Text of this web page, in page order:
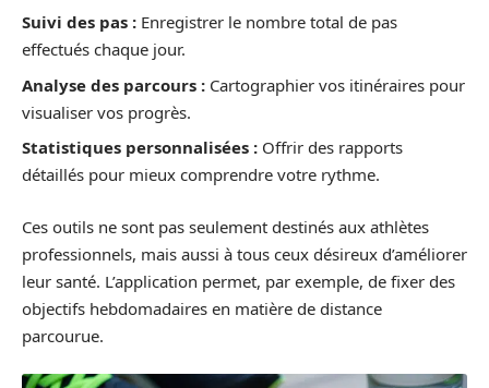
Suivi des pas : Enregistrer le nombre total de pas
effectués chaque jour.
Analyse des parcours : Cartographier vos itinéraires pour
visualiser vos progrès.
Statistiques personnalisées : Offrir des rapports
détaillés pour mieux comprendre votre rythme.
Ces outils ne sont pas seulement destinés aux athlètes
professionnels, mais aussi à tous ceux désireux d’améliorer
leur santé. L’application permet, par exemple, de fixer des
objectifs hebdomadaires en matière de distance
parcourue.